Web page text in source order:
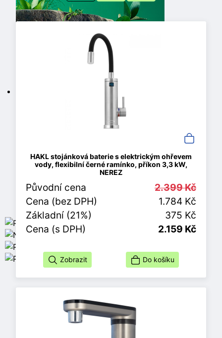
HAKL stojánková baterie s elektrickým ohřevem
vody, flexibilní černé ramínko, příkon 3,3 kW,
NEREZ
Původní cena
2.399 Kč
Cena (bez DPH)
1.784 Kč
Základní (21%)
375 Kč
Cena (s DPH)
2.159 Kč
Zobrazit Do košíku